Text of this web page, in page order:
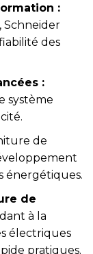
:
Schneider
des
:
système
de
énergétiques.
de
à la
électriques
pratiques.